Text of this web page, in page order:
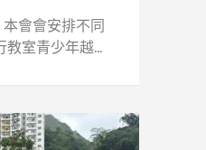
會會安排不同
教室青少年越...